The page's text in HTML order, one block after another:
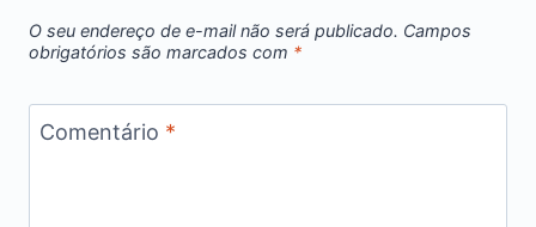
O seu endereço de e-mail não será publicado. Campos
obrigatórios são marcados com *
Comentário *